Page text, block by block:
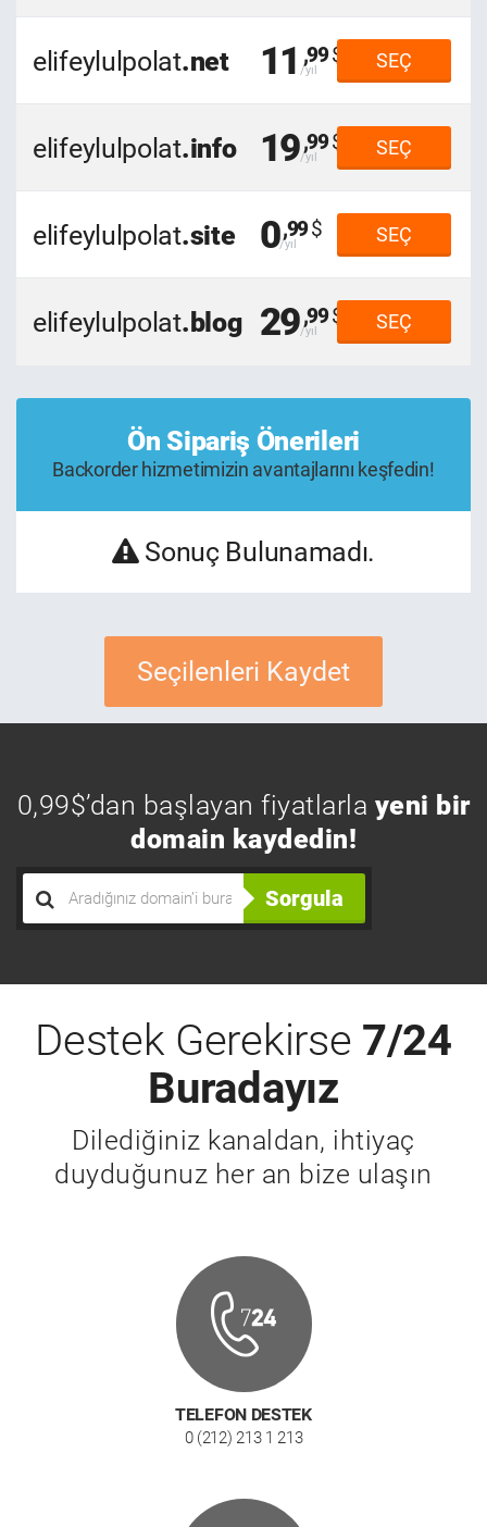
elifeylulpolat.net 11 ,99 SEÇ
elifeylulpolat.info 19,99 SEÇ
elifeylulpolat.site 0,99 SEÇ
elifeylulpolat.blog 29,99 SEÇ
Ön Sipariş Önerileri
Backorder hizmetimizin avantajlarını keşfedin!
Sonuç Bulunamadı.
Seçilenleri Kaydet
0,99$’dan başlayan fiyatlarla yeni bir
domain kaydedin!
Sorgula
Destek Gerekirse 7/24
Buradayız
Dilediğiniz kanaldan, ihtiyaç
duyduğunuz her an bize ulaşın
TELEFON DESTEK
0 (212) 213 1 213